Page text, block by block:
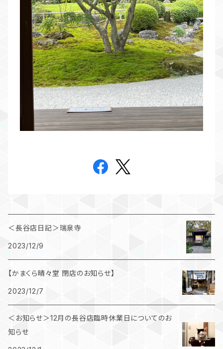
＜長谷店日記＞瑞泉寺
2023/12/9
【かまくら晴々堂 閉店のお知らせ】
2023/12/7
＜お知らせ＞12月の長谷店臨時休業日についてのお
知らせ